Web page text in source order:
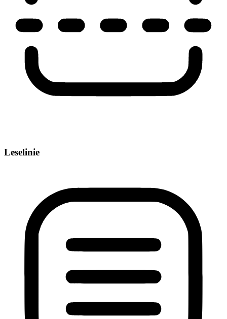
Leselinie